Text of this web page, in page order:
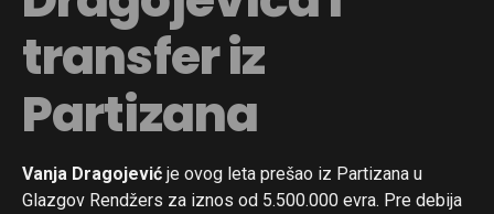
transfer iz
Partizana
Vanja Dragojević je ovog leta prešao iz Partizana u
Glazgov Rendžers za iznos od 5.500.000 evra. Pre debija